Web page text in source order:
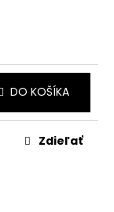
DO KOŠÍKA
Zdieľať